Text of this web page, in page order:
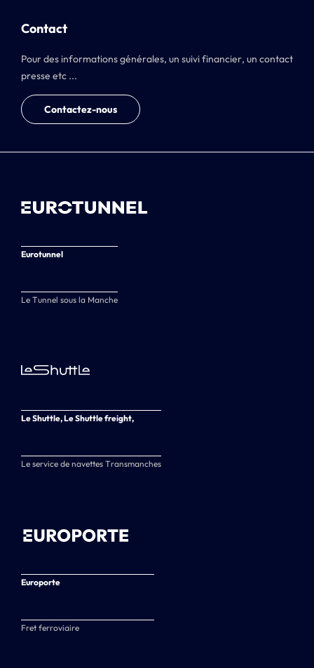
Contact
Pour des informations générales, un suivi financier, un contact
presse etc ...
Contactez-nous
Eurotunnel
Le Tunnel sous la Manche
Le Shuttle, Le Shuttle freight,
Le service de navettes Transmanches
Europorte
Fret ferroviaire